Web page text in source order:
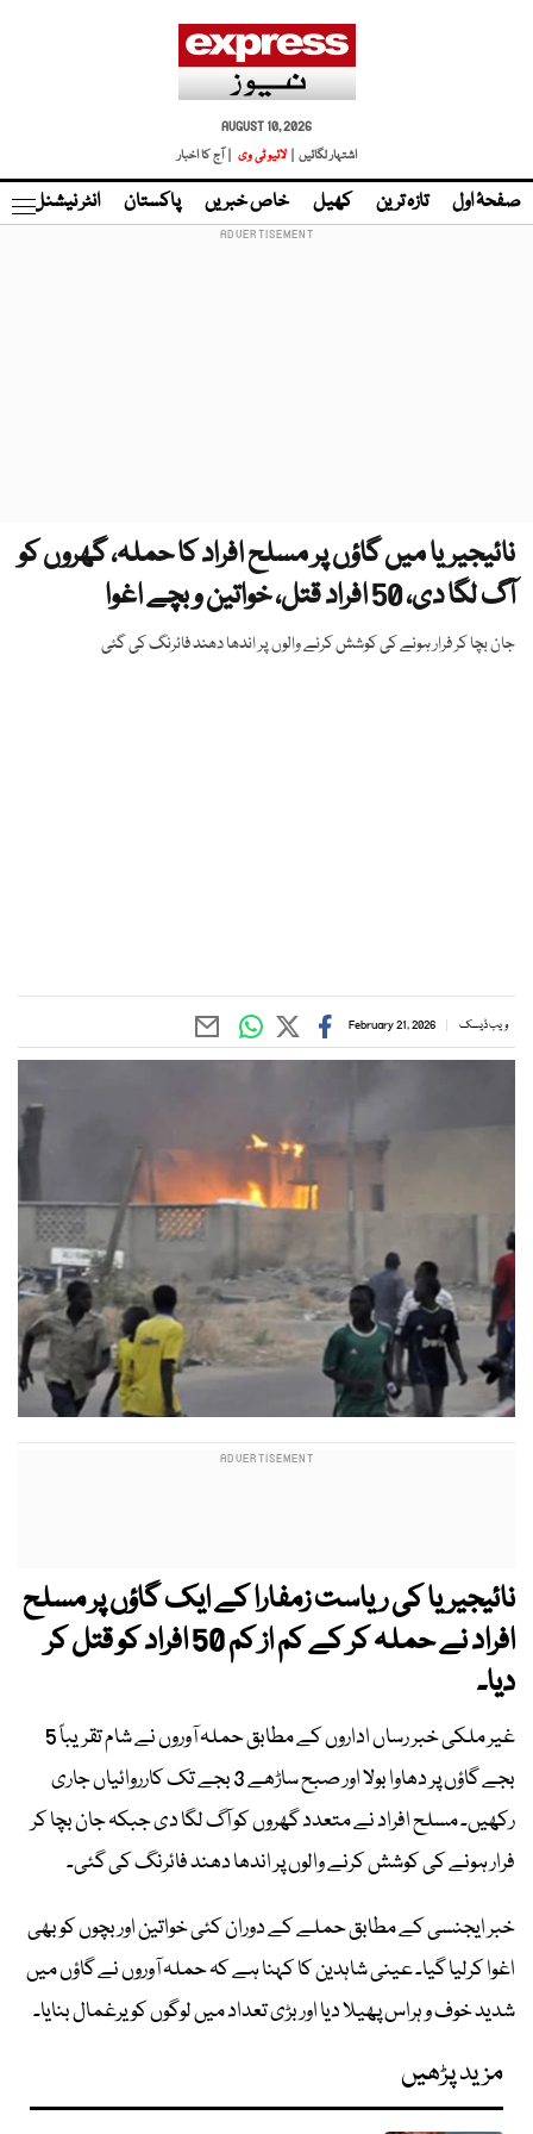
AUGUST 10, 2026
اشتہار لگائیں |
لائیو ٹی وی | آج کا اخبار
صفحۂ اول تازہ ترین کھیل خاص خبریں پاکستان انٹر نیشنل
نائیجیریا میں گاؤں پر مسلح افراد کا حملہ، گھروں کو
آگ لگا دی، 50 افراد قتل، خواتین و بچے اغوا
جان بچا کر فرار ہونے کی کوشش کرنے والوں پر اندھا دھند فائرنگ کی گئی
ویب ڈیسک February 21, 2026
نائیجیریا کی ریاست زمفارا کے ایک گاؤں پر مسلح
افراد نے حملہ کر کے کم از کم 50 افراد کو قتل کر
دیا۔
غیر ملکی خبر رساں اداروں کے مطابق حملہ آوروں نے شام تقریباً 5
بجے گاؤں پر دھاوا بولا اور صبح ساڑھے 3 بجے تک کارروائیاں جاری
رکھیں۔ مسلح افراد نے متعدد گھروں کو آگ لگا دی جبکہ جان بچا کر
فرار ہونے کی کوشش کرنے والوں پر اندھا دھند فائرنگ کی گئی۔
خبر ایجنسی کے مطابق حملے کے دوران کئی خواتین اور بچوں کو بھی
اغوا کرلیا گیا۔ عینی شاہدین کا کہنا ہے کہ حملہ آوروں نے گاؤں میں
شدید خوف و ہراس پھیلا دیا اور بڑی تعداد میں لوگوں کو یرغمال بنایا۔
مزید پڑھیں